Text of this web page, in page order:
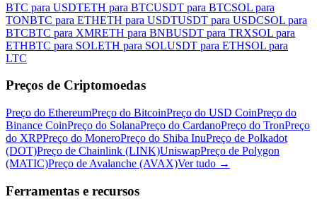
BTC para USDTETH para BTCUSDT para BTCSOL para
TONBTC para ETHETH para USDTUSDT para USDCSOL para
BTCBTC para XMRETH para BNBUSDT para TRXSOL para
ETHBTC para SOLETH para SOLUSDT para ETHSOL para
LTC
Preços de Criptomoedas
Preço do EthereumPreço do BitcoinPreço do USD CoinPreço do
Binance CoinPreço do SolanaPreço do CardanoPreço do TronPreço
do XRPPreço do MoneroPreço do Shiba InuPreço de Polkadot
(DOT)Preço de Chainlink (LINK)UniswapPreço de Polygon
(MATIC)Preço de Avalanche (AVAX)Ver tudo →
Ferramentas e recursos